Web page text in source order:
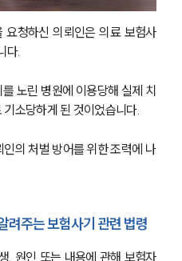
요청하신 의뢰인은 의료 보험사
다.
노린 병원에 이용당해 실제 치
소당하게 된 것이었습니다.
의 처벌 방어를 위한 조력에 나
려주는 보험사기 관련 법령
, 원인 또는 내용에 관해 보험자